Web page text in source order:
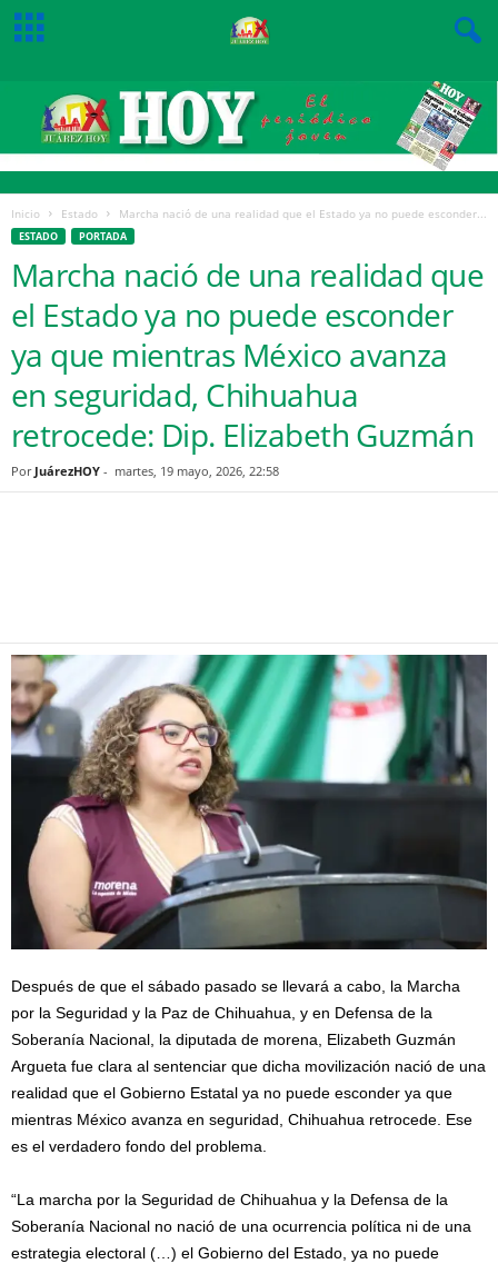
Inicio Estado Marcha nació de una realidad que el Estado ya no puede esconder...
ESTADO PORTADA
Marcha nació de una realidad que
el Estado ya no puede esconder
ya que mientras México avanza
en seguridad, Chihuahua
retrocede: Dip. Elizabeth Guzmán
Por JuárezHOY - martes, 19 mayo, 2026, 22:58
Después de que el sábado pasado se llevará a cabo, la Marcha
por la Seguridad y la Paz de Chihuahua, y en Defensa de la
Soberanía Nacional, la diputada de morena, Elizabeth Guzmán
Argueta fue clara al sentenciar que dicha movilización nació de una
realidad que el Gobierno Estatal ya no puede esconder ya que
mientras México avanza en seguridad, Chihuahua retrocede. Ese
es el verdadero fondo del problema.
“La marcha por la Seguridad de Chihuahua y la Defensa de la
Soberanía Nacional no nació de una ocurrencia política ni de una
estrategia electoral (…) el Gobierno del Estado, ya no puede